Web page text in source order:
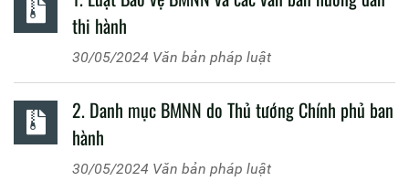
thi hành
30/05/2024 Văn bản pháp luật
2. Danh mục BMNN do Thủ tướng Chính phủ ban
hành
30/05/2024 Văn bản pháp luật